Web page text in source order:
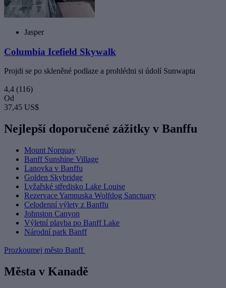
Jasper
Columbia Icefield Skywalk
Projdi se po skleněné podlaze a prohlédni si údolí Sunwapta
4,4 (116)
Od
37,45 US$
Nejlepší doporučené zážitky v Banffu
Mount Norquay
Banff Sunshine Village
Lanovka v Banffu
Golden Skybridge
Lyžařské středisko Lake Louise
Rezervace Yamnuska Wolfdog Sanctuary
Celodenní výlety z Banffu
Johnston Canyon
Výletní plavba po Banff Lake
Národní park Banff
Prozkoumej město Banff
Města v Kanadě